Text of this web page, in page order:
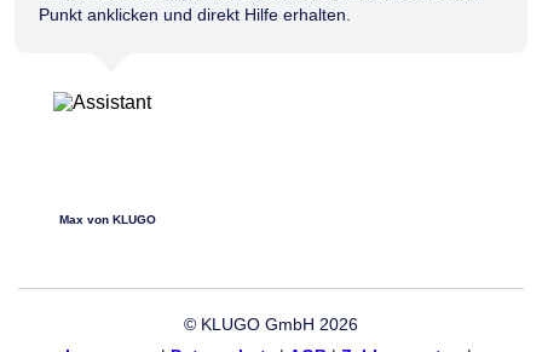
Max von KLUGO
Punkt anklicken und direkt Hilfe erhalten.
© KLUGO GmbH 2026